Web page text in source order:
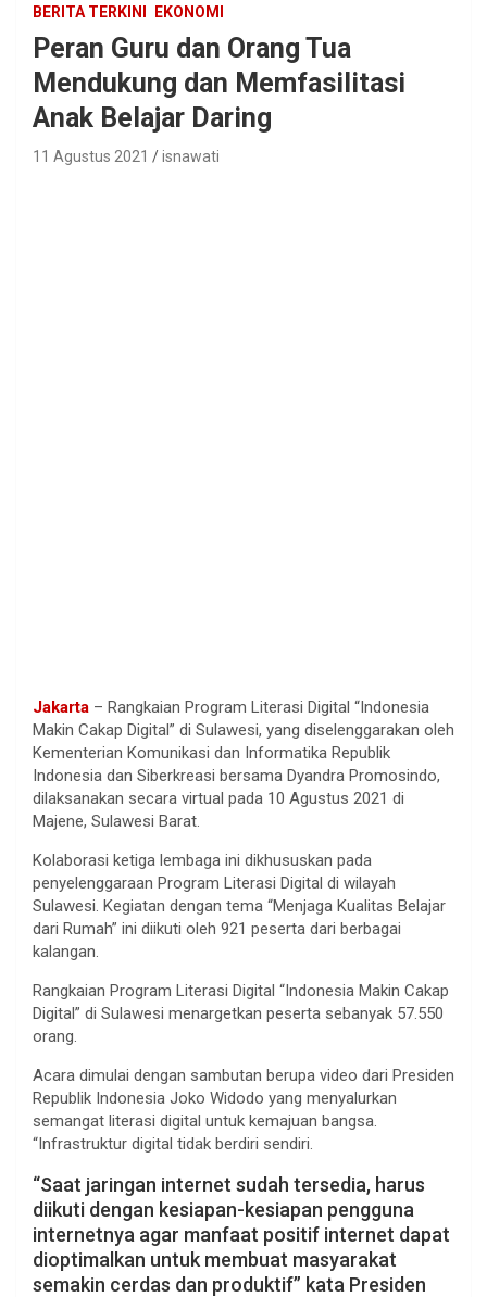
BERITA TERKINI EKONOMI
Peran Guru dan Orang Tua
Mendukung dan Memfasilitasi
Anak Belajar Daring
11 Agustus 2021 isnawati
Jakarta – Rangkaian Program Literasi Digital “Indonesia
Makin Cakap Digital” di Sulawesi, yang diselenggarakan oleh
Kementerian Komunikasi dan Informatika Republik
Indonesia dan Siberkreasi bersama Dyandra Promosindo,
dilaksanakan secara virtual pada 10 Agustus 2021 di
Majene, Sulawesi Barat.
Kolaborasi ketiga lembaga ini dikhususkan pada
penyelenggaraan Program Literasi Digital di wilayah
Sulawesi. Kegiatan dengan tema “Menjaga Kualitas Belajar
dari Rumah” ini diikuti oleh 921 peserta dari berbagai
kalangan.
Rangkaian Program Literasi Digital “Indonesia Makin Cakap
Digital” di Sulawesi menargetkan peserta sebanyak 57.550
orang.
Acara dimulai dengan sambutan berupa video dari Presiden
Republik Indonesia Joko Widodo yang menyalurkan
semangat literasi digital untuk kemajuan bangsa.
“Infrastruktur digital tidak berdiri sendiri.
“Saat jaringan internet sudah tersedia, harus
diikuti dengan kesiapan-kesiapan pengguna
internetnya agar manfaat positif internet dapat
dioptimalkan untuk membuat masyarakat
semakin cerdas dan produktif” kata Presiden